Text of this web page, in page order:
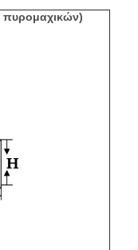
πυρομαχικών)